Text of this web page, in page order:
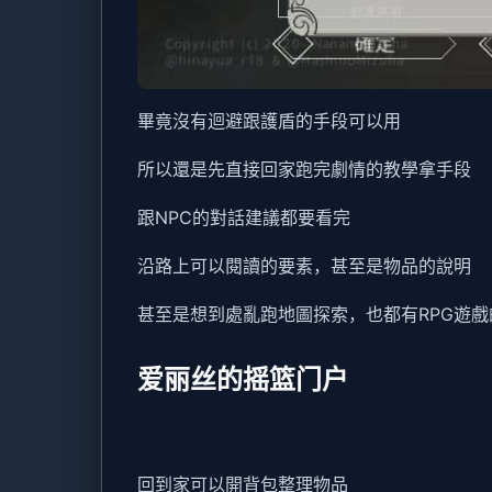
畢竟沒有迴避跟護盾的手段可以用
所以還是先直接回家跑完劇情的教學拿手段
跟NPC的對話建議都要看完
沿路上可以閱讀的要素，甚至是物品的說明
甚至是想到處亂跑地圖探索，也都有RPG遊
爱丽丝的摇篮门户
回到家可以開背包整理物品